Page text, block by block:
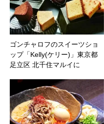
ゴンチャロフのスイーツショ
ップ「Kelly(ケリー)」東京都
足立区 北千住マルイに